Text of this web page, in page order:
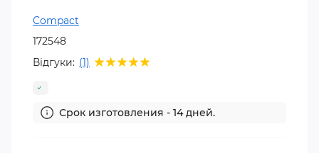
Compact
172548
Відгуки: (1)
Срок изготовления - 14 дней.